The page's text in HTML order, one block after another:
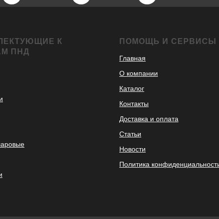
К
ПНД
ПОМОЩЬ И СЕРВИСЫ
Главная
О компании
Каталог
Контакты
Доставка и оплата
Статьи
Новости
Политика